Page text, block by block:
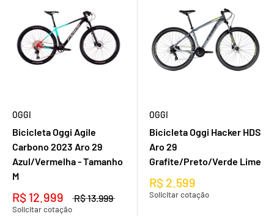
OGGI
Bicicleta Oggi Agile
Carbono 2023 Aro 29
Azul/Vermelha - Tamanho
M
R$ 12.999 R$ 13.999
Solicitar cotação
OGGI
Bicicleta Oggi Hacker HDS
Aro 29
Grafite/Preto/Verde Lime
R$ 2.599
Solicitar cotação